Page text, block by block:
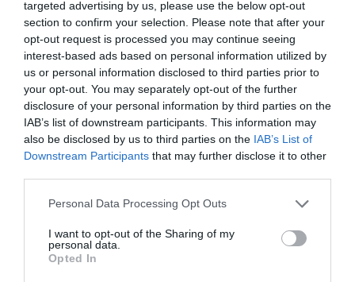
targeted advertising by us, please use the below opt-out
section to confirm your selection. Please note that after your
opt-out request is processed you may continue seeing
interest-based ads based on personal information utilized by
us or personal information disclosed to third parties prior to
your opt-out. You may separately opt-out of the further
disclosure of your personal information by third parties on the
IAB’s list of downstream participants. This information may
also be disclosed by us to third parties on the IAB’s List of
Downstream Participants that may further disclose it to other
Please note that this website/app uses one or more Google
not limited to your visit or usage behaviour. You may click to
grant or deny consent to Google and its third-party tags to
use your data for below specified purposes in below Google
Personal Data Processing Opt Outs
I want to opt-out of the Sharing of my
personal data.
Opted In
Σημαντικές διακρίσεις στους
αγώνες του Διρού
Με εξαιρετικές εμφανίσεις και σημαντικές θέσεις στο
βάθρο, οι αθλητές και οι αθλήτριες του Παναθηναϊκού
ξεχώρισαν στους αγώνες του Σκοπευτικού Ομίλου Ταίναρο
στο Διρό.
27.06.2026 ΣΚΟΠΟΒΟΛΗ